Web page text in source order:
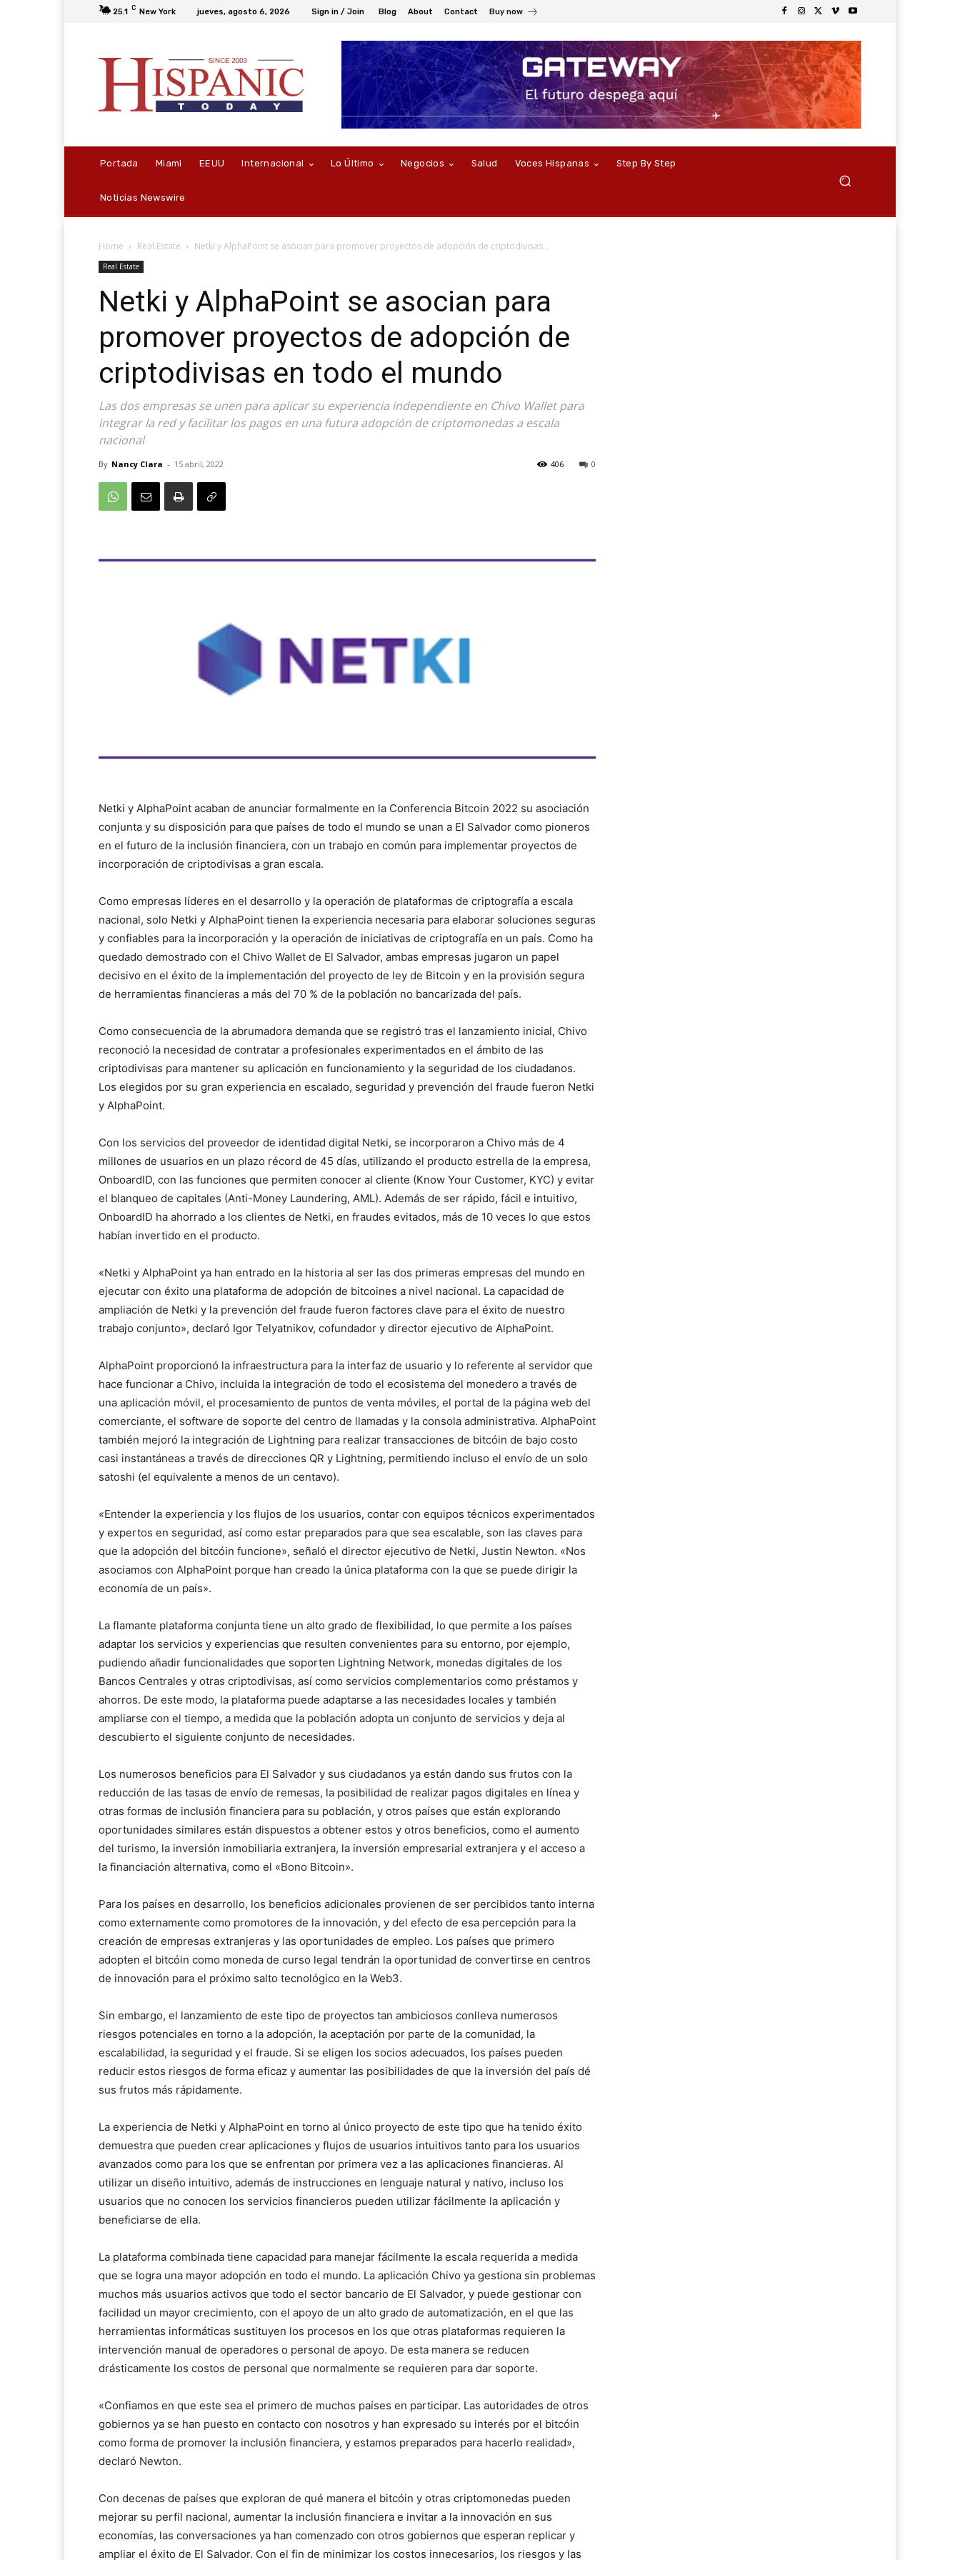
25.1 C New York jueves, agosto 6, 2026 Sign in / Join Blog About Contact Buy now
Portada Miami EEUU Internacional Lo Último Negocios Salud Voces Hispanas Step By Step
Noticias Newswire
Home Real Estate Netki y AlphaPoint se asocian para promover proyectos de adopción de criptodivisas...
Real Estate
Netki y AlphaPoint se asocian para
promover proyectos de adopción de
criptodivisas en todo el mundo
Las dos empresas se unen para aplicar su experiencia independiente en Chivo Wallet para
integrar la red y facilitar los pagos en una futura adopción de criptomonedas a escala
nacional
By Nancy Clara - 15 abril, 2022 0
406
Netki y AlphaPoint acaban de anunciar formalmente en la Conferencia Bitcoin 2022 su asociación
conjunta y su disposición para que países de todo el mundo se unan a El Salvador como pioneros
en el futuro de la inclusión financiera, con un trabajo en común para implementar proyectos de
incorporación de criptodivisas a gran escala.
Como empresas líderes en el desarrollo y la operación de plataformas de criptografía a escala
nacional, solo Netki y AlphaPoint tienen la experiencia necesaria para elaborar soluciones seguras
y confiables para la incorporación y la operación de iniciativas de criptografía en un país. Como ha
quedado demostrado con el Chivo Wallet de El Salvador, ambas empresas jugaron un papel
decisivo en el éxito de la implementación del proyecto de ley de Bitcoin y en la provisión segura
de herramientas financieras a más del 70 % de la población no bancarizada del país.
Como consecuencia de la abrumadora demanda que se registró tras el lanzamiento inicial, Chivo
reconoció la necesidad de contratar a profesionales experimentados en el ámbito de las
criptodivisas para mantener su aplicación en funcionamiento y la seguridad de los ciudadanos.
Los elegidos por su gran experiencia en escalado, seguridad y prevención del fraude fueron Netki
y AlphaPoint.
Con los servicios del proveedor de identidad digital Netki, se incorporaron a Chivo más de 4
millones de usuarios en un plazo récord de 45 días, utilizando el producto estrella de la empresa,
OnboardID, con las funciones que permiten conocer al cliente (Know Your Customer, KYC) y evitar
el blanqueo de capitales (Anti-Money Laundering, AML). Además de ser rápido, fácil e intuitivo,
OnboardID ha ahorrado a los clientes de Netki, en fraudes evitados, más de 10 veces lo que estos
habían invertido en el producto.
«Netki y AlphaPoint ya han entrado en la historia al ser las dos primeras empresas del mundo en
ejecutar con éxito una plataforma de adopción de bitcoines a nivel nacional. La capacidad de
ampliación de Netki y la prevención del fraude fueron factores clave para el éxito de nuestro
trabajo conjunto», declaró Igor Telyatnikov, cofundador y director ejecutivo de AlphaPoint.
AlphaPoint proporcionó la infraestructura para la interfaz de usuario y lo referente al servidor que
hace funcionar a Chivo, incluida la integración de todo el ecosistema del monedero a través de
una aplicación móvil, el procesamiento de puntos de venta móviles, el portal de la página web del
comerciante, el software de soporte del centro de llamadas y la consola administrativa. AlphaPoint
también mejoró la integración de Lightning para realizar transacciones de bitcóin de bajo costo
casi instantáneas a través de direcciones QR y Lightning, permitiendo incluso el envío de un solo
satoshi (el equivalente a menos de un centavo).
«Entender la experiencia y los flujos de los usuarios, contar con equipos técnicos experimentados
y expertos en seguridad, así como estar preparados para que sea escalable, son las claves para
que la adopción del bitcóin funcione», señaló el director ejecutivo de Netki, Justin Newton. «Nos
asociamos con AlphaPoint porque han creado la única plataforma con la que se puede dirigir la
economía de un país».
La flamante plataforma conjunta tiene un alto grado de flexibilidad, lo que permite a los países
adaptar los servicios y experiencias que resulten convenientes para su entorno, por ejemplo,
pudiendo añadir funcionalidades que soporten Lightning Network, monedas digitales de los
Bancos Centrales y otras criptodivisas, así como servicios complementarios como préstamos y
ahorros. De este modo, la plataforma puede adaptarse a las necesidades locales y también
ampliarse con el tiempo, a medida que la población adopta un conjunto de servicios y deja al
descubierto el siguiente conjunto de necesidades.
Los numerosos beneficios para El Salvador y sus ciudadanos ya están dando sus frutos con la
reducción de las tasas de envío de remesas, la posibilidad de realizar pagos digitales en línea y
otras formas de inclusión financiera para su población, y otros países que están explorando
oportunidades similares están dispuestos a obtener estos y otros beneficios, como el aumento
del turismo, la inversión inmobiliaria extranjera, la inversión empresarial extranjera y el acceso a
la financiación alternativa, como el «Bono Bitcoin».
Para los países en desarrollo, los beneficios adicionales provienen de ser percibidos tanto interna
como externamente como promotores de la innovación, y del efecto de esa percepción para la
creación de empresas extranjeras y las oportunidades de empleo. Los países que primero
adopten el bitcóin como moneda de curso legal tendrán la oportunidad de convertirse en centros
de innovación para el próximo salto tecnológico en la Web3.
Sin embargo, el lanzamiento de este tipo de proyectos tan ambiciosos conlleva numerosos
riesgos potenciales en torno a la adopción, la aceptación por parte de la comunidad, la
escalabilidad, la seguridad y el fraude. Si se eligen los socios adecuados, los países pueden
reducir estos riesgos de forma eficaz y aumentar las posibilidades de que la inversión del país dé
sus frutos más rápidamente.
La experiencia de Netki y AlphaPoint en torno al único proyecto de este tipo que ha tenido éxito
demuestra que pueden crear aplicaciones y flujos de usuarios intuitivos tanto para los usuarios
avanzados como para los que se enfrentan por primera vez a las aplicaciones financieras. Al
utilizar un diseño intuitivo, además de instrucciones en lenguaje natural y nativo, incluso los
usuarios que no conocen los servicios financieros pueden utilizar fácilmente la aplicación y
beneficiarse de ella.
La plataforma combinada tiene capacidad para manejar fácilmente la escala requerida a medida
que se logra una mayor adopción en todo el mundo. La aplicación Chivo ya gestiona sin problemas
muchos más usuarios activos que todo el sector bancario de El Salvador, y puede gestionar con
facilidad un mayor crecimiento, con el apoyo de un alto grado de automatización, en el que las
herramientas informáticas sustituyen los procesos en los que otras plataformas requieren la
intervención manual de operadores o personal de apoyo. De esta manera se reducen
drásticamente los costos de personal que normalmente se requieren para dar soporte.
«Confiamos en que este sea el primero de muchos países en participar. Las autoridades de otros
gobiernos ya se han puesto en contacto con nosotros y han expresado su interés por el bitcóin
como forma de promover la inclusión financiera, y estamos preparados para hacerlo realidad»,
declaró Newton.
Con decenas de países que exploran de qué manera el bitcóin y otras criptomonedas pueden
mejorar su perfil nacional, aumentar la inclusión financiera e invitar a la innovación en sus
economías, las conversaciones ya han comenzado con otros gobiernos que esperan replicar y
ampliar el éxito de El Salvador. Con el fin de minimizar los costos innecesarios, los riesgos y las